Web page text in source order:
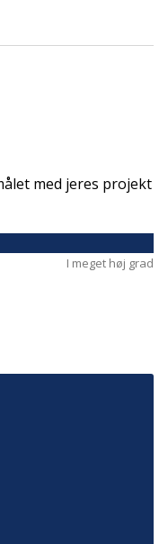
med jeres projekt
I meget høj grad
TryghedsGruppens
Hummeltoftevej 49
Denmark
Vis vej hertil